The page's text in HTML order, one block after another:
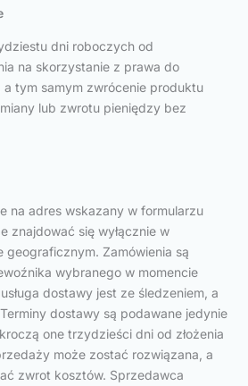
dni roboczych od
na skorzystanie z prawa do
a tym samym zwrócenie produktu
lub zwrotu pieniędzy bez
na adres wskazany w formularzu
znajdować się wyłącznie w
geograficznym. Zamówienia są
wybranego w momencie
dostawy jest ze śledzeniem, a
dostawy są podawane jedynie
one trzydzieści dni od złożenia
może zostać rozwiązana, a
zwrot kosztów. Sprzedawca